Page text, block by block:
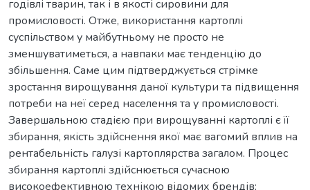
годівлі тварин, так і в якості сировини для
промисловості. Отже, використання картоплі
суспільством у майбутньому не просто не
зменшуватиметься, а навпаки має тенденцію до
збільшення. Саме цим підтверджується стрімке
зростання вирощування даної культури та підвищення
потреби на неї серед населення та у промисловості.
Завершальною стадією при вирощуванні картоплі є її
збирання, якість здійснення якої має вагомий вплив на
рентабельність галузі картоплярства загалом. Процес
збирання картоплі здійснюється сучасною
високоефективною технікою відомих брендів: